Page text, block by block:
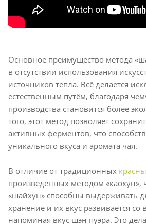
Основное преимущество метода
в отсутствии использования
источников тепла. Всё делается
естественным путём, благодаря
производства становится более
того, этот метод позволяет
активных ферментов, что
уникального вкуса и аромата чая.
В отличие от традиционных
произведённых методом «каохун»,
«шайхун» способны выдерживать
хранение и их вкус развивается со
напоминая вкус шэн пуэра. Это